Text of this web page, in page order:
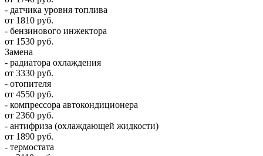
- датчика уровня топлива
от 1810 руб.
- бензинового инжектора
от 1530 руб.
Замена
- радиатора охлаждения
от 3330 руб.
- отопителя
от 4550 руб.
- компрессора автокондиционера
от 2360 руб.
- антифриза (охлаждающей жидкости)
от 1890 руб.
- термостата